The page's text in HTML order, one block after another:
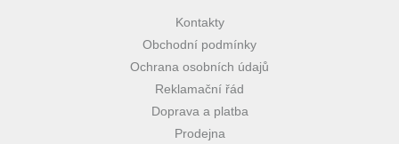
Kontakty
Obchodní podmínky
Ochrana osobních údajů
Reklamační řád
Doprava a platba
Prodejna